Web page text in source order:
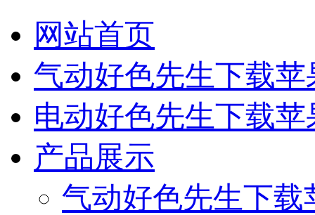
网站首页
气动好色先生下载
电动好色先生下载
产品展示
气动好色先生下